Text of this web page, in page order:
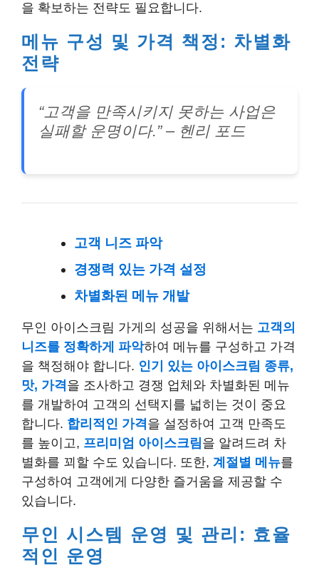
을 확보하는 전략도 필요합니다.
메뉴 구성 및 가격 책정: 차별화
전략
“고객을 만족시키지 못하는 사업은
실패할 운명이다.” – 헨리 포드
고객 니즈 파악
경쟁력 있는 가격 설정
차별화된 메뉴 개발
무인 아이스크림 가게의 성공을 위해서는 고객의
니즈를 정확하게 파악하여 메뉴를 구성하고 가격
을 책정해야 합니다. 인기 있는 아이스크림 종류,
맛, 가격을 조사하고 경쟁 업체와 차별화된 메뉴
를 개발하여 고객의 선택지를 넓히는 것이 중요
합니다. 합리적인 가격을 설정하여 고객 만족도
를 높이고, 프리미엄 아이스크림을 알려드려 차
별화를 꾀할 수도 있습니다. 또한, 계절별 메뉴를
구성하여 고객에게 다양한 즐거움을 제공할 수
있습니다.
무인 시스템 운영 및 관리: 효율
적인 운영